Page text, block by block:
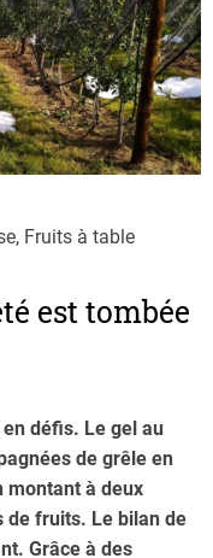
Fruits à table
est tombée
en défis. Le gel au
de grêle en
montant à deux
de fruits. Le bilan de
Grâce à des